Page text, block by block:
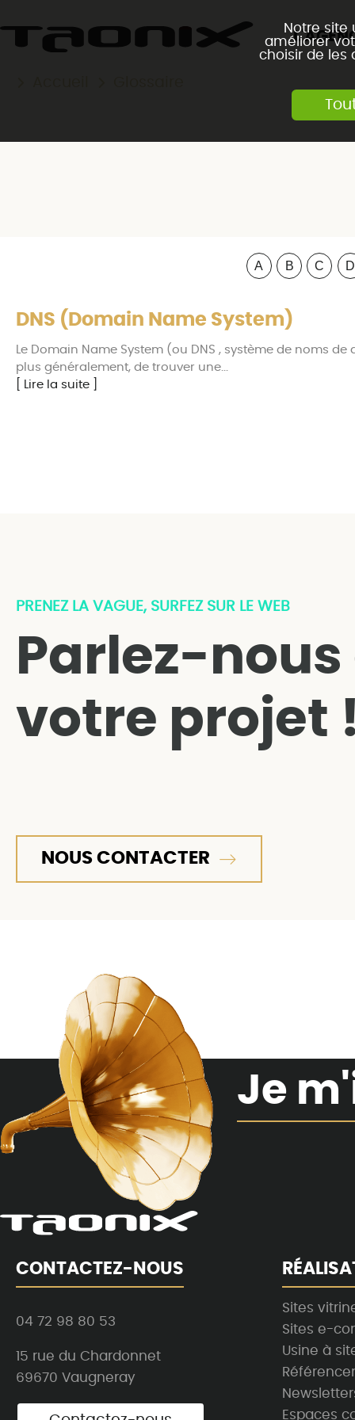
Notre site
améliorer
choisir de les
A B C D
DNS (Domain Name System)
Le Domain Name System (ou DNS , système de noms
plus généralement, de trouver une...
[ Lire la suite ]
PRENEZ LA VAGUE, SURFEZ SUR LE WEB
Parlez-nous
votre projet
NOUS CONTACTER
Je
CONTACTEZ-NOUS
04 72 98 80 53
15 rue du Chardonnet
69670 Vaugneray
Sites
Sites e-
Usine à
Espaces